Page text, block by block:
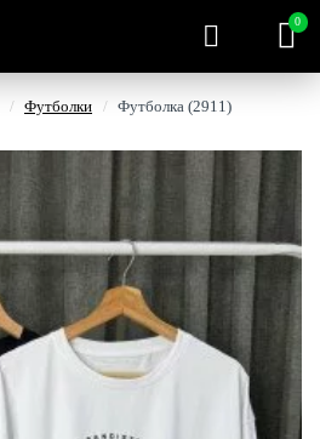
0
Футболки Футболка (2911)